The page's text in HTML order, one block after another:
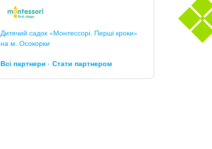
Дитячий садок «Монтессорі. Перші кроки»
на м. Осокорки
Всі партнери Стати партнером